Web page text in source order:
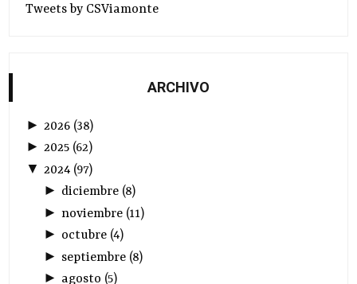
Tweets by CSViamonte
ARCHIVO
► 2026 (38)
►2025 (62)
▼ 2024 (97)
► diciembre(8)
► noviembre(11)
► octubre(4)
► septiembre(8)
► agosto (5)